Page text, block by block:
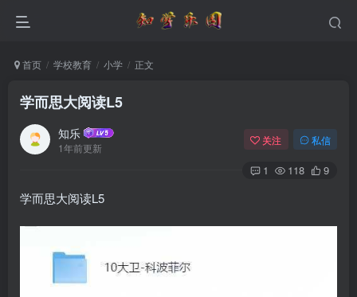
首页 学校教育 小学 正文
学而思大阅读L5
知乐
1年前更新
关注 私信
1 118 9
学而思大阅读L5